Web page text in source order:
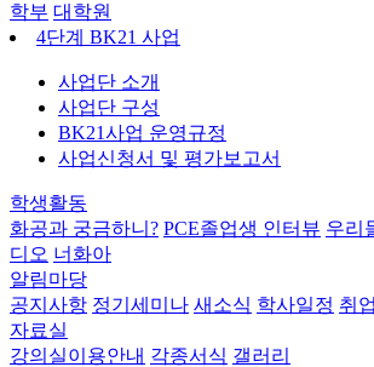
학부 대학원
4단계 BK21 사업
사업단 소개
사업단 구성
BK21사업 운영규정
사업신청서 및 평가보고서
학생활동
화공과 궁금하니? PCE졸업생 인터뷰 우리
디오 너화아
알림마당
공지사항 정기세미나 새소식 학사일정 취
자료실
강의실이용안내 각종서식 갤러리